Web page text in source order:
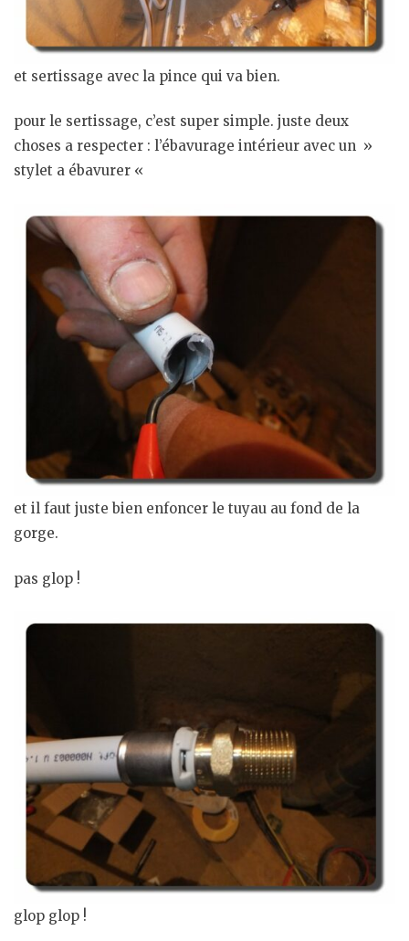
et sertissage avec la pince qui va bien.
pour le sertissage, c’est super simple. juste deux
choses a respecter : l’ébavurage intérieur avec un »
stylet a ébavurer «
et il faut juste bien enfoncer le tuyau au fond de la
gorge.
pas glop !
glop glop !